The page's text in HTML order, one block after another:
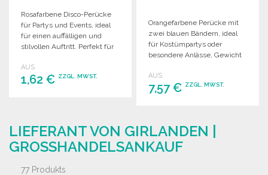
Rosafarbene Disco-Perücke
für Partys und Events, ideal
für einen auffälligen und
stilvollen Auftritt. Perfekt für
Themenveranstaltungen.
AUS
1,62 € ZZGL. MWST.
Orangefarbene Perücke mit
zwei blauen Bändern, ideal
für Kostümpartys oder
besondere Anlässe, Gewicht
AUS
7,57 € ZZGL. MWST.
Angebot anfordern
LIEFERANT VON GIRLANDEN |
GROSSHANDELSANKAUF
77 Produkts